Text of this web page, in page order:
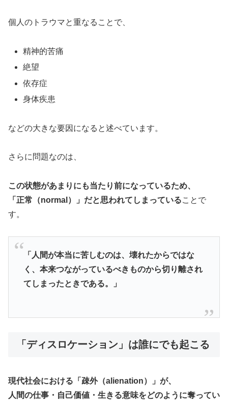
個人のトラウマと重なることで、
精神的苦痛
絶望
依存症
身体疾患
などの大きな要因になると述べています。
さらに問題なのは、
この状態があまりにも当たり前になっているため、
「正常（normal）」だと思われてしまっていることで
す。
「人間が本当に苦しむのは、壊れたからではな
く、本来つながっているべきものから切り離され
てしまったときである。」
「ディスロケーション」は誰にでも起こる
現代社会における「疎外（alienation）」が、
人間の仕事・自己価値・生きる意味をどのように奪ってい